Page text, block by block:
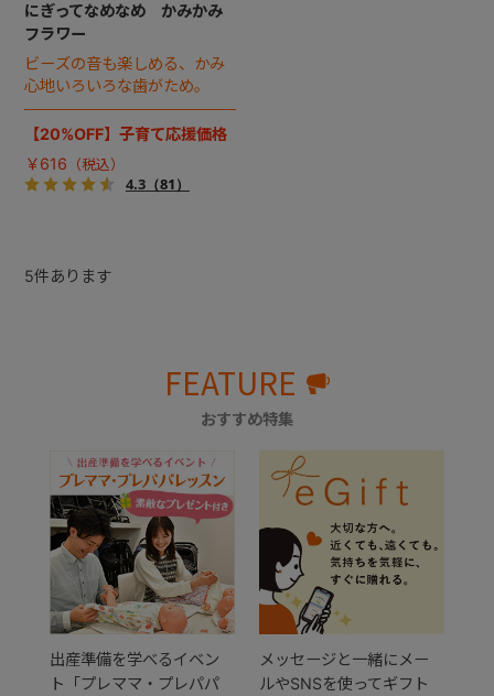
にぎってなめなめ かみかみ
フラワー
ビーズの音も楽しめる、かみ
心地いろいろな歯がため。
【20%OFF】子育て応援価格
￥616
4.3（81）
5件あります
FEATURE
おすすめ特集
出産準備を学べるイベン
ト「プレママ・プレパパ
メッセージと一緒にメー
ルやSNSを使ってギフト